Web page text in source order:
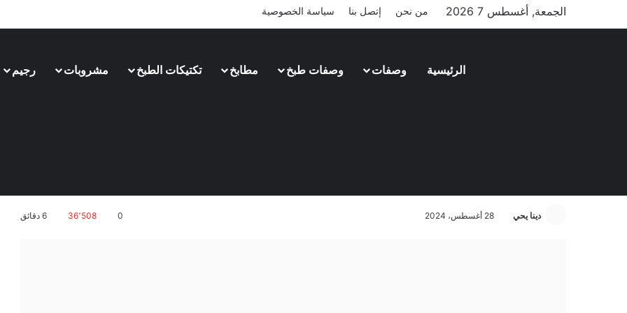
الجمعة, أغسطس 7 2026 من نحن إتصل بنا سياسة الخصوصية
الرئيسية وصفات وصفات طبخ مطابخ تكتيكات الطبخ مشروبات رجيم
دينا يحي 28 أغسطس، 2024 0 36٬508